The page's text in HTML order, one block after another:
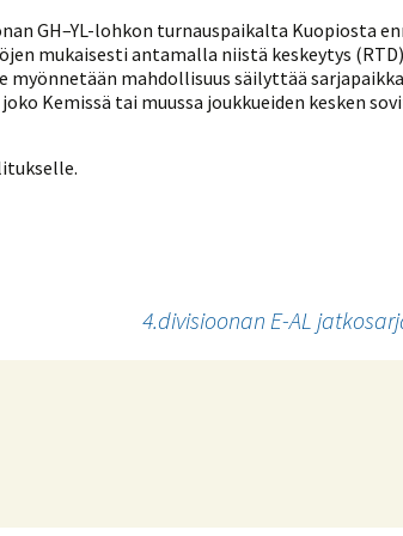
Olkapäävammojen
ennaltaehkäisevä
harjoitusopas
pöytätennispelaajille
GH–YL-lohkon turnauspaikalta Kuopiosta
mukaisesti antamalla niistä keskeytys
mahdollisuus säilyttää
Kemissä tai muussa joukkueiden kesken
4.divisioonan E-AL